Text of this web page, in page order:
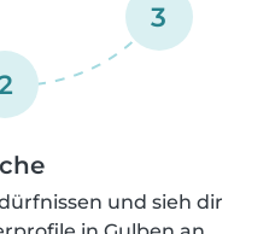
3
und sieh dir